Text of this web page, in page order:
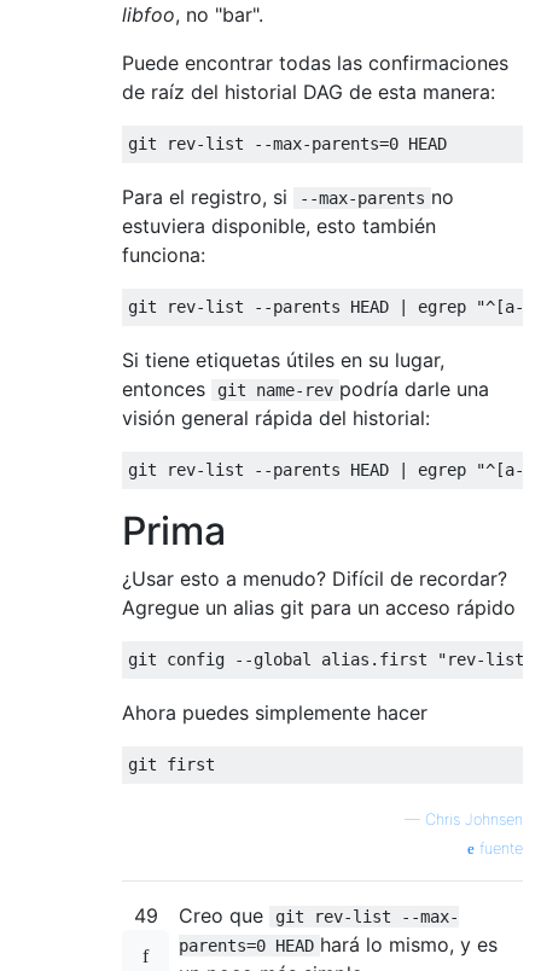
libfoo, no "bar".
Puede encontrar todas las confirmaciones
de raíz del historial DAG de esta manera:
Para el registro, si --max-parents no
estuviera disponible, esto también
funciona:
Si tiene etiquetas útiles en su lugar,
entonces
git name-rev podría darle una
visión general rápida del historial:
Prima
¿Usar esto a menudo? Difícil de recordar?
Agregue un alias git para un acceso rápido
Ahora puedes simplemente hacer
— Chris Johnsen
fuente
49 Creo que
git rev-list --max-
parents=0 HEAD hará lo mismo, y es